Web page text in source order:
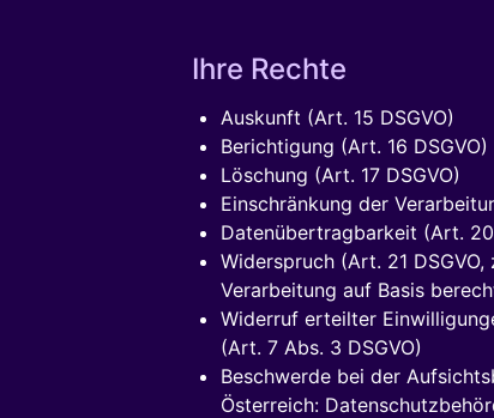
Ihre Rechte
Auskunft (Art. 15 DSGVO)
Berichtigung (Art. 16 DSGVO)
Löschung (Art. 17 DSGVO)
Einschränkung der
Datenübertragbarkeit (Art. 20
Widerspruch (Art. 21
Verarbeitung auf Basis
Widerruf erteilter
(Art. 7 Abs. 3 DSGVO)
Beschwerde bei der
Österreich: